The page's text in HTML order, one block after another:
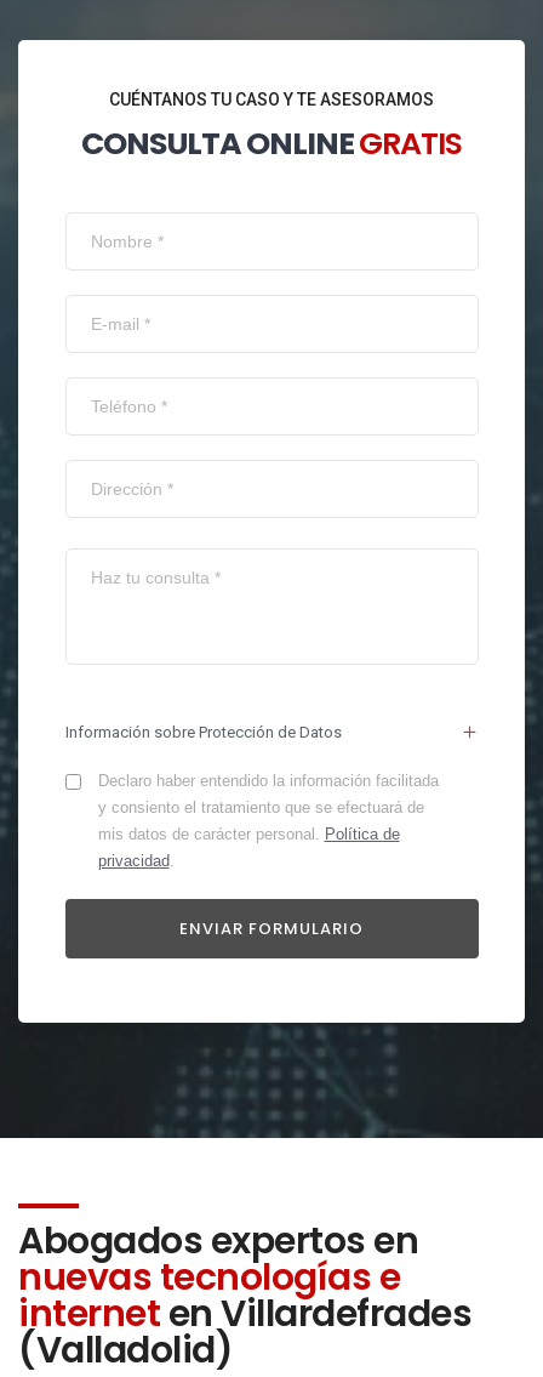
CUÉNTANOS TU CASO Y TE ASESORAMOS
CONSULTA ONLINEGRATIS
Información sobre Protección de Datos
Declaro haber entendido la información facilitada
y consiento el tratamiento que se efectuará de
mis datos de carácter personal. Política de
privacidad.
Abogados expertos en
nuevas tecnologías e
interneten Villardefrades
(Valladolid)